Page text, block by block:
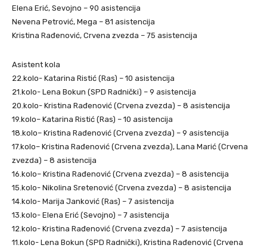
Elena Erić, Sevojno – 90 asistencija
Nevena Petrović, Mega – 81 asistencija
Kristina Rađenović, Crvena zvezda – 75 asistencija
Asistent kola
22.kolo- Katarina Ristić (Ras) – 10 asistencija
21.kolo- Lena Bokun (SPD Radnički) – 9 asistencija
20.kolo- Kristina Rađenović (Crvena zvezda) – 8 asistencija
19.kolo– Katarina Ristić (Ras) – 10 asistencija
18.kolo– Kristina Rađenović (Crvena zvezda) – 9 asistencija
17.kolo– Kristina Rađenović (Crvena zvezda), Lana Marić (Crvena
zvezda) – 8 asistencija
16.kolo– Kristina Rađenović (Crvena zvezda) – 8 asistencija
15.kolo- Nikolina Sretenović (Crvena zvezda) – 8 asistencija
14.kolo- Marija Janković (Ras) – 7 asistencija
13.kolo- Elena Erić (Sevojno) – 7 asistencija
12.kolo- Kristina Rađenović (Crvena zvezda) – 7 asistencija
11.kolo- Lena Bokun (SPD Radnički), Kristina Rađenović (Crvena